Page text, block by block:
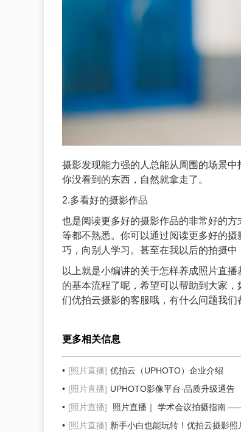
摄影发现能力强的人总能从周围的场景
你没看到的东西，自然就拿走了。
2.多看好的摄影作品
也是阅读更多好的摄影作品的非常好的
等都不熟悉。你可以通过阅读更多好的
巧，向别人学习。甚至在我以后的拍摄
以上就是小编讲的关于怎样养成照片直播
的基本流程了呢，希望可以帮助到大家
们优拍云摄影的客服哦，有什么问题我们
更多相关信息
[照片直播] 优拍云（UPHOTO）企业介绍
[照片直播] UPHOTO影像平台·品质升级通告
[照片直播]
照片直播｜ 学术会议拍摄指南
[照片直播] 新手小白也能玩转！优拍云摄影照